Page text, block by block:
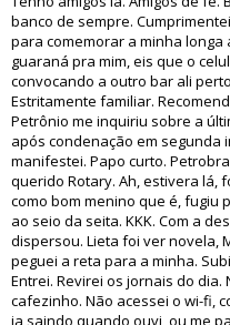
banco de sempre.
para comemorar a minha longa
guaraná pra mim, eis que o
convocando a outro bar ali
Estritamente familiar.
Petrônio me inquiriu sobre a
após condenação em segunda
manifestei. Papo curto.
querido Rotary. Ah, estivera lá,
como bom menino que é, fugiu
ao seio da seita. KKK. Com a
dispersou. Lieta foi ver novela,
peguei a reta para a minha.
Entrei. Revirei os jornais do
cafezinho. Não acessei o wi-fi,
ia saindo quando ouvi, ou me